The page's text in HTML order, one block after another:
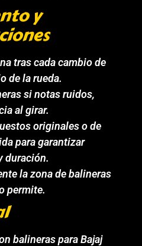
y
tras cada cambio de
de la rueda.
si notas ruidos,
al girar.
originales o de
para garantizar
duración.
la zona de balineras
permite.
balineras para Bajaj